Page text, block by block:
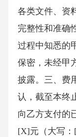
各类文件、资
完整性和准确
过程中知悉的
保密，未经甲
披露。三、费
认，截至本终
向乙方支付的
[X]元（大写